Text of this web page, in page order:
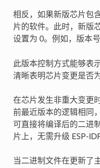
相反，如果新版芯片包
片的软件。此时，新版
设置为 0。例如，版本
此版本控制方式能够表
清晰表明芯片变更是否
在芯片发生非重大变更
前最近版本的逻辑相同
可直接将编译后的二进
片上，无需升级 ESP-
当二进制文件在更新了